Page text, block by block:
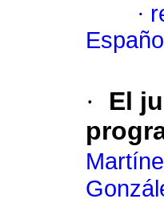
·
Español
·
El